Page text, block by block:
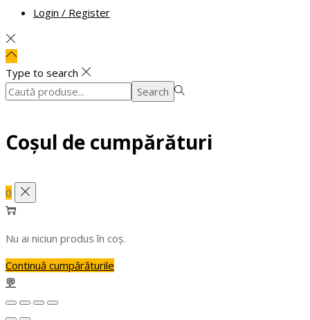
Login / Register
Type to search
Search
Search
Coșul de cumpărături
0
Nu ai niciun produs în coș.
Continuă cumpărăturile
💬